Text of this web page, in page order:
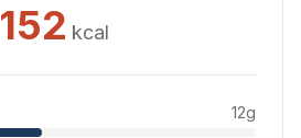
152 kcal
12g